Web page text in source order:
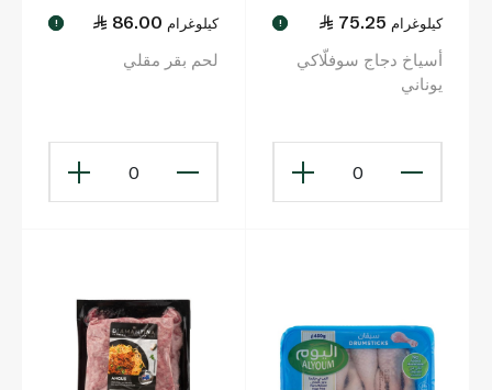
75.25 كيلوغرام !
أسياخ دجاج سوفلّاكي
يوناني
0
86.00 كيلوغرام !
لحم بقر مقلي
0